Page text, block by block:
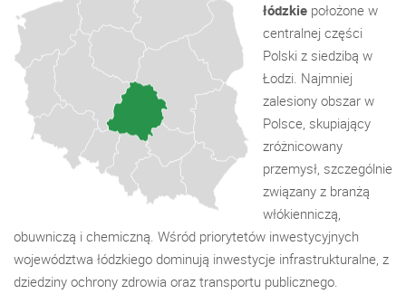
łódzkie położone w
centralnej części
Polski z siedzibą w
Łodzi. Najmniej
zalesiony obszar w
Polsce, skupiający
zróżnicowany
przemysł, szczególnie
związany z branżą
włókienniczą,
obuwniczą i chemiczną. Wśród priorytetów inwestycyjnych
województwa łódzkiego dominują inwestycje infrastrukturalne, z
dziedziny ochrony zdrowia oraz transportu publicznego.